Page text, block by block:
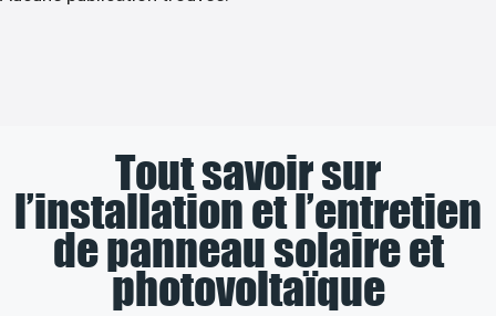
Tout savoir sur
l’installation et l’entretien
de panneau solaire et
photovoltaïque